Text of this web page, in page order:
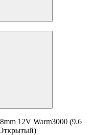
12V Warm3000 (9.6